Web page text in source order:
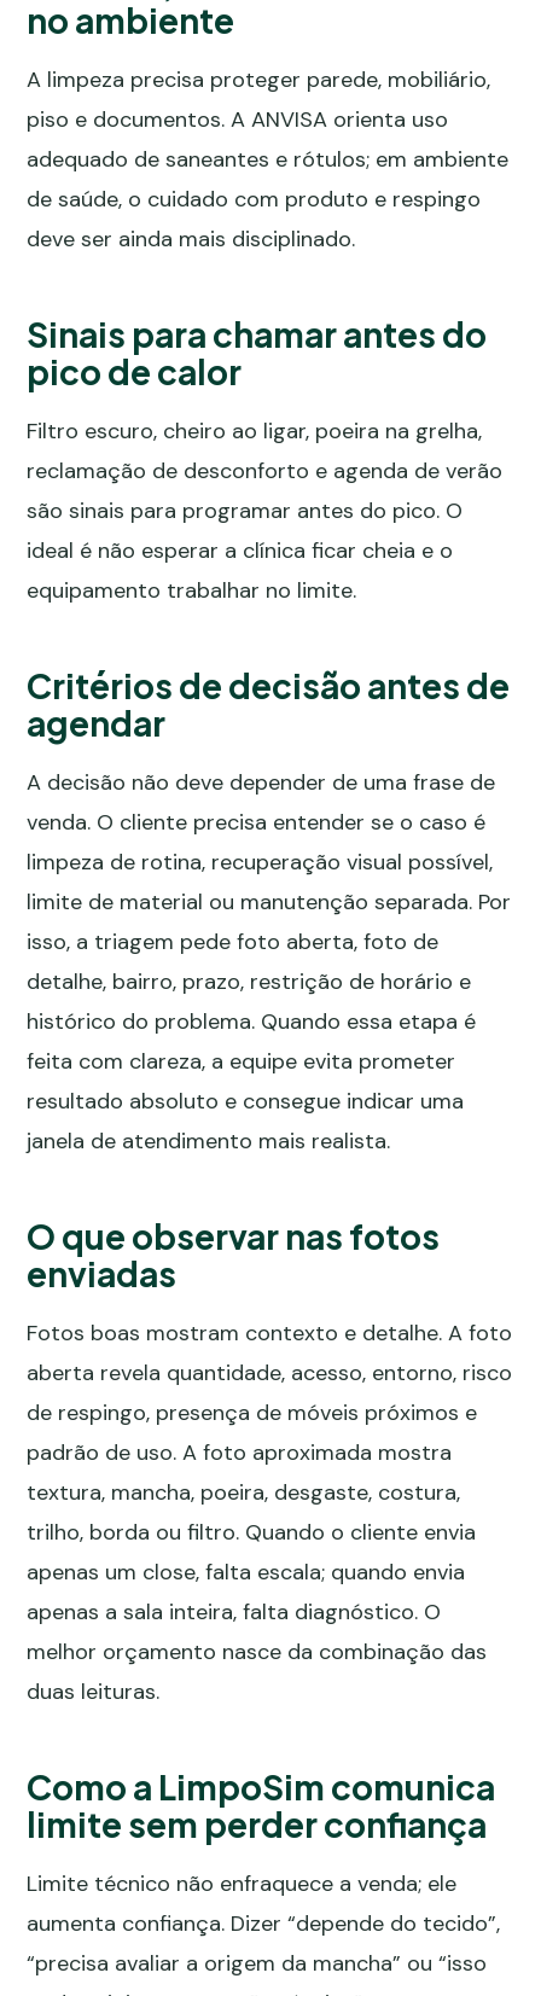
no ambiente
A limpeza precisa proteger parede, mobiliário,
piso e documentos. A ANVISA orienta uso
adequado de saneantes e rótulos; em ambiente
de saúde, o cuidado com produto e respingo
deve ser ainda mais disciplinado.
Sinais para chamar antes do
pico de calor
Filtro escuro, cheiro ao ligar, poeira na grelha,
reclamação de desconforto e agenda de verão
são sinais para programar antes do pico. O
ideal é não esperar a clínica ficar cheia e o
equipamento trabalhar no limite.
Critérios de decisão antes de
agendar
A decisão não deve depender de uma frase de
venda. O cliente precisa entender se o caso é
limpeza de rotina, recuperação visual possível,
limite de material ou manutenção separada. Por
isso, a triagem pede foto aberta, foto de
detalhe, bairro, prazo, restrição de horário e
histórico do problema. Quando essa etapa é
feita com clareza, a equipe evita prometer
resultado absoluto e consegue indicar uma
janela de atendimento mais realista.
O que observar nas fotos
enviadas
Fotos boas mostram contexto e detalhe. A foto
aberta revela quantidade, acesso, entorno, risco
de respingo, presença de móveis próximos e
padrão de uso. A foto aproximada mostra
textura, mancha, poeira, desgaste, costura,
trilho, borda ou filtro. Quando o cliente envia
apenas um close, falta escala; quando envia
apenas a sala inteira, falta diagnóstico. O
melhor orçamento nasce da combinação das
duas leituras.
Como a LimpoSim comunica
limite sem perder confiança
Limite técnico não enfraquece a venda; ele
aumenta confiança. Dizer “depende do tecido”,
“precisa avaliar a origem da mancha” ou “isso